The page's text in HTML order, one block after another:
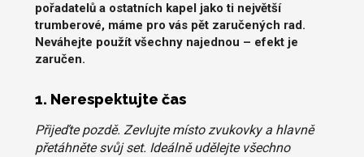
pořadatelů a ostatních kapel jako ti největší
trumberové, máme pro vás pět zaručených rad.
Neváhejte použít všechny najednou – efekt je
zaručen.
1. Nerespektujte čas
Přijeďte pozdě. Zevlujte místo zvukovky a hlavně
přetáhněte svůj set. Ideálně udělejte všechno